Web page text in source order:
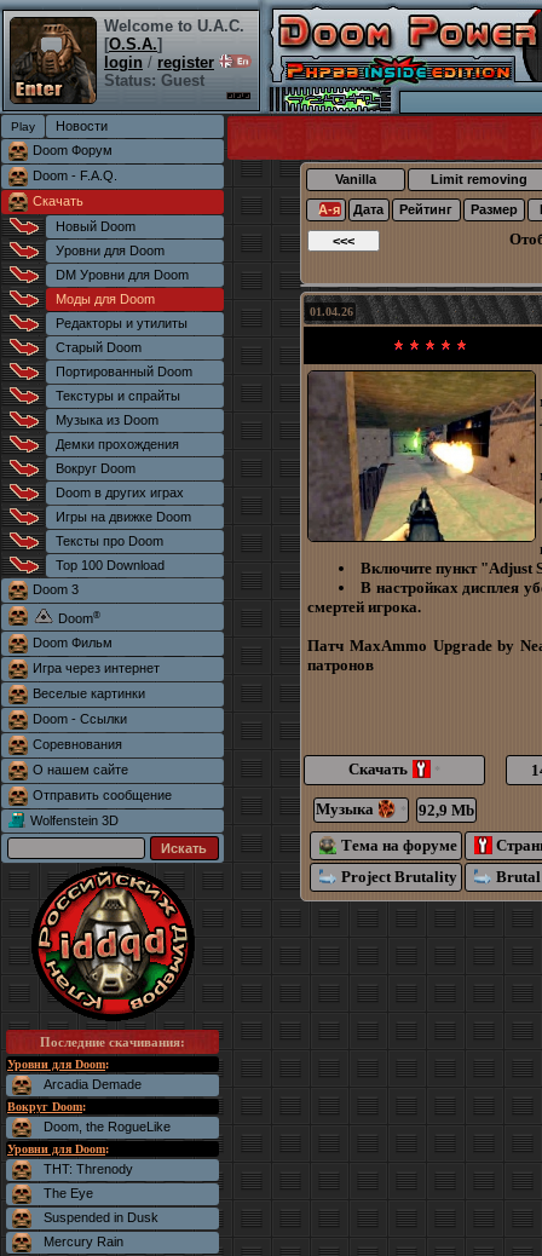
Welcome to U.A.C.
[O.S.A.]
login / register
Status: Guest
Новости
Doom Форум
Doom - F.A.Q.
Скачать
Новый Doom
Уровни для Doom
DM Уровни для Doom
Моды для Doom
Редакторы и утилиты
Старый Doom
Портированный Doom
Текстуры и спрайты
Музыка из Doom
Демки прохождения
Вокруг Doom
Doom в других играх
Игры на движке Doom
Тексты про Doom
Top 100 Download
Doom 3
Doom®
Doom Фильм
Игра через интернет
Веселые картинки
Doom - Ссылки
Соревнования
О нашем сайте
Отправить сообщение
Wolfenstein 3D
Последние скачивания:
Уровни для Doom:
Arcadia Demade
Вокруг Doom:
Doom, the RogueLike
Уровни для Doom:
THT: Threnody
The Eye
Suspended in Dusk
Mercury Rain
Vanilla Limit removing
А-я Дата Рейтинг Размер
01.04.26
Включите пункт
В настройках дисплея
смертей игрока.
Патч MaxAmmo Upgrade by
патронов
Скачать *
Музыка *
92,9 Mb
Тема на форуме
Project Brutality
Brutal